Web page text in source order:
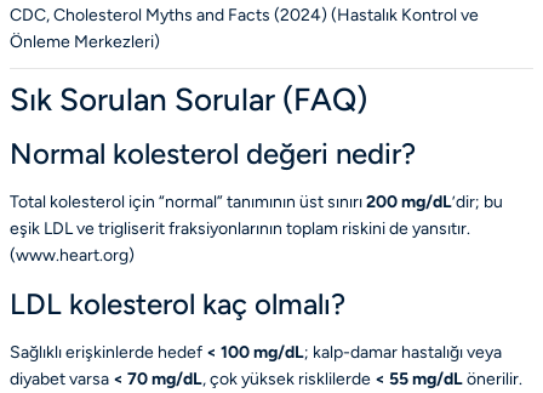
CDC,Cholesterol Myths and Facts (2024) (Hastalık Kontrol ve
Önleme Merkezleri)
Sık Sorulan Sorular (FAQ)
Normal kolesterol değeri nedir?
Total kolesterol için “normal” tanımının üst sınırı200 mg/dL’dir; bu
eşik LDL ve trigliserit fraksiyonlarının toplam riskini de yansıtır.
(www.heart.org)
LDL kolesterol kaç olmalı?
Sağlıklı erişkinlerde hedef < 100 mg/dL; kalp-damar hastalığı veya
diyabet varsa < 70 mg/dL, çok yüksek risklilerde < 55 mg/dLönerilir.